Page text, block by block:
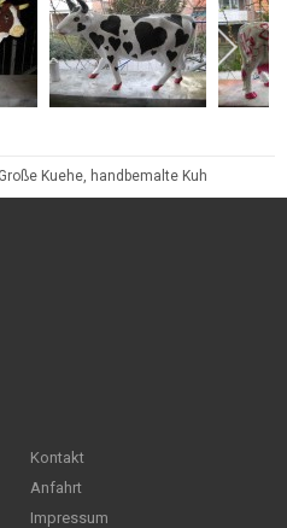
Große Kuehe, handbemalte Kuh
Kontakt
Anfahrt
Impressum